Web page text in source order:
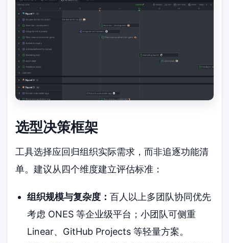
选型决策框架
工具选择应回归组织实际需求，而非追逐功能清
单。建议从四个维度建立评估标准：
组织规模与复杂度： 百人以上多团队协同优先
考虑 ONES 等企业级平台；小团队可侧重
Linear、GitHub Projects 等轻量方案。